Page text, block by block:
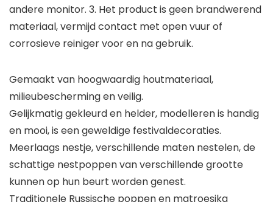
andere monitor. 3. Het product is geen brandwerend
materiaal, vermijd contact met open vuur of
corrosieve reiniger voor en na gebruik.
Gemaakt van hoogwaardig houtmateriaal,
milieubescherming en veilig.
Gelijkmatig gekleurd en helder, modelleren is handig
en mooi, is een geweldige festivaldecoraties.
Meerlaags nestje, verschillende maten nestelen, de
schattige nestpoppen van verschillende grootte
kunnen op hun beurt worden genest.
Traditionele Russische poppen en matroesjka